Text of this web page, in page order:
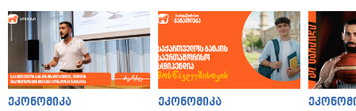
ეკონომიკა ეკონომიკა